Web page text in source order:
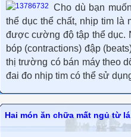
Cho dù bạn
thể dục thể chất, nhịp tim là
được cường độ tập thể dục.
bóp (contractions) đập
thị trường có bán máy theo
đai đo nhịp tim có thể sử
Hai món ăn chữa mất ngủ từ